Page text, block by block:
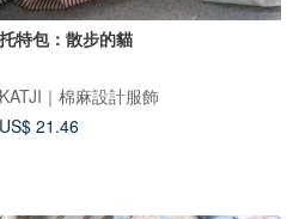
托特包：散步的貓
KATJI｜棉麻設計服飾
US$ 21.46